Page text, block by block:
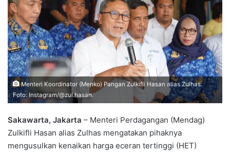
Menteri Koordinator (Menko) Pangan Zulkifli Hasan alias Zulhas.
Foto: Instagram/@zul.hasan.
Sakawarta, Jakarta – Menteri Perdagangan (Mendag)
Zulkifli Hasan alias Zulhas mengatakan pihaknya
mengusulkan kenaikan harga eceran tertinggi (HET)